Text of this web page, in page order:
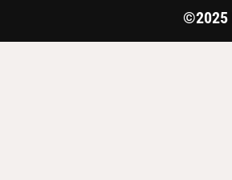
©2025